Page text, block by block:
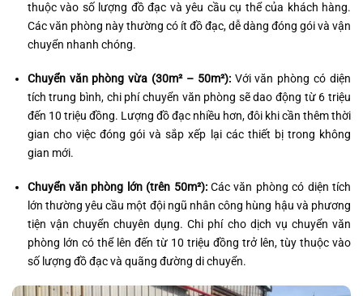
thuộc vào số lượng đồ đạc và yêu cầu cụ thể của khách hàng.
Các văn phòng này thường có ít đồ đạc, dễ dàng đóng gói và vận
chuyển nhanh chóng.
Chuyển văn phòng vừa (30m² – 50m²):Với văn phòng có diện
tích trung bình, chi phí chuyển văn phòng sẽ dao động từ 6 triệu
đến 10 triệu đồng. Lượng đồ đạc nhiều hơn, đôi khi cần thêm thời
gian cho việc đóng gói và sắp xếp lại các thiết bị trong không
gian mới.
Chuyển văn phòng lớn (trên 50m²):Các văn phòng có diện tích
lớn thường yêu cầu một đội ngũ nhân công hùng hậu và phương
tiện vận chuyển chuyên dụng. Chi phí cho dịch vụ chuyển văn
phòng lớn có thể lên đến từ 10 triệu đồng trở lên, tùy thuộc vào
số lượng đồ đạc và quãng đường di chuyển.